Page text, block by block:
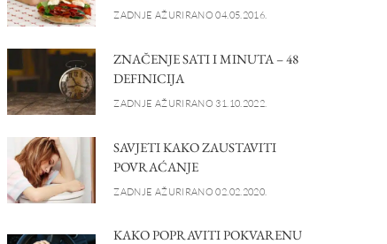
ZADNJE AŽURIRANO 04.05.2016.
ZNAČENJE SATI I MINUTA – 48
DEFINICIJA
ZADNJE AŽURIRANO 31.10.2022.
SAVJETI KAKO ZAUSTAVITI
POVRAĆANJE
ZADNJE AŽURIRANO 02.02.2020.
KAKO POPRAVITI POKVARENU